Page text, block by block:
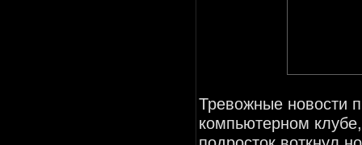
Тревожные новости
компьютерном